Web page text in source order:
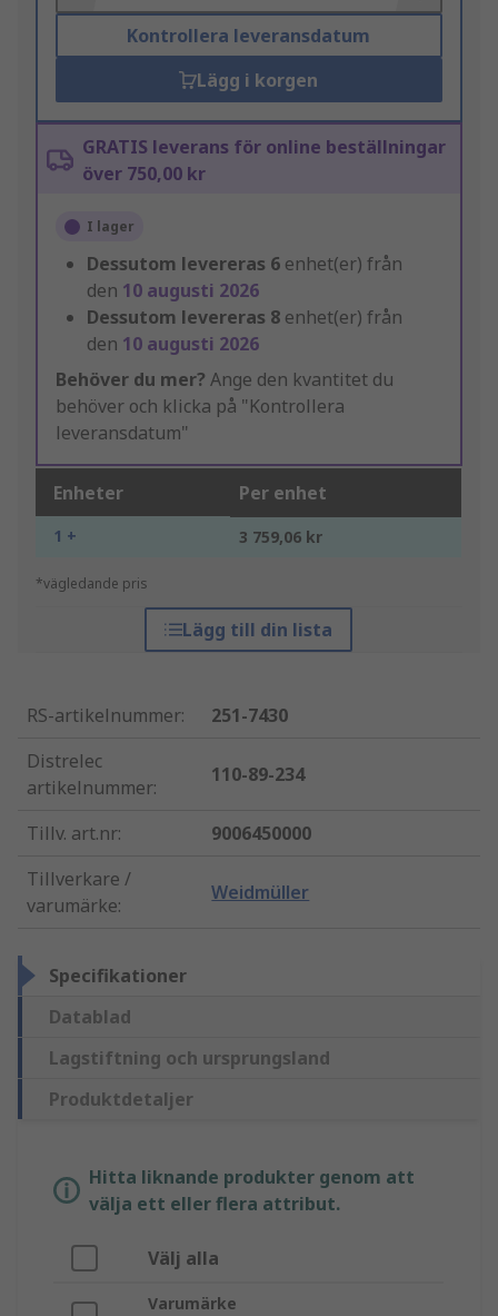
Kontrollera leveransdatum
Lägg i korgen
GRATIS leverans för online beställningar
över 750,00 kr
I lager
Dessutom levereras 6 enhet(er) från
den 10 augusti 2026
Dessutom levereras 8 enhet(er) från
den 10 augusti 2026
Behöver du mer? Ange den kvantitet du
behöver och klicka på "Kontrollera
leveransdatum"
Enheter Per enhet
1 + 3 759,06 kr
*vägledande pris
Lägg till din lista
RS-artikelnummer:
251-7430
Distrelec
artikelnummer:
110-89-234
Tillv. art.nr:
9006450000
Tillverkare /
varumärke:
Weidmüller
Specifikationer
Datablad
Lagstiftning och ursprungsland
Produktdetaljer
Hitta liknande produkter genom att
välja ett eller flera attribut.
Välj alla
Varumärke